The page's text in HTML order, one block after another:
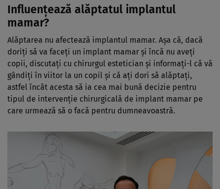
Influențează alăptatul implantul
mamar?
Alăptarea nu afectează implantul mamar. Așa că, dacă
doriți să va faceți un implant mamar și încă nu aveți
copii, discutați cu chirurgul estetician și informați-l că vă
gândiți în viitor la un copil și că ați dori să alăptați,
astfel încât acesta să ia cea mai bună decizie pentru
tipul de intervenție chirurgicală de implant mamar pe
care urmează să o facă pentru dumneavoastră.